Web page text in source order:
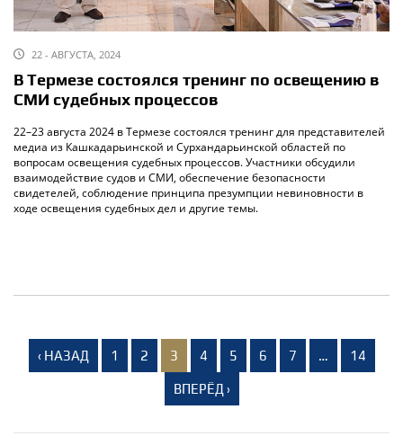
22 - АВГУСТА, 2024
В Термезе состоялся тренинг по освещению в
СМИ судебных процессов
22–23 августа 2024 в Термезе состоялся тренинг для представителей
медиа из Кашкадарьинской и Сурхандарьинской областей по
вопросам освещения судебных процессов. Участники обсудили
взаимодействие судов и СМИ, обеспечение безопасности
свидетелей, соблюдение принципа презумпции невиновности в
ходе освещения судебных дел и другие темы.
‹ НАЗАД 1 2 3 4 5 6 7 … 14
ВПЕРЁД ›